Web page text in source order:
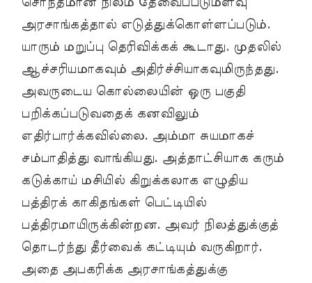
சொந்தமான நிலம் தேவைப்படுமளவு
அரசாங்கத்தால் எடுத்துக்கொள்ளப்படும்.
யாரும் மறுப்பு தெரிவிக்கக் கூடாது. முதலில்
ஆச்சரியமாகவும் அதிர்ச்சியாகவுமிருந்தது.
அவருடைய கொல்லையின் ஒரு பகுதி
பறிக்கப்படுவதைக் கனவிலும்
எதிர்பார்க்கவில்லை. அம்மா சுயமாகச்
சம்பாதித்து வாங்கியது. அத்தாட்சியாக கரும்
கடுக்காய் மசியில் கிறுக்கலாக எழுதிய
பத்திரக் காகிதங்கள் பெட்டியில்
பத்திரமாயிருக்கின்றன. அவர் நிலத்துக்குத்
தொடர்ந்து தீர்வைக் கட்டியும் வருகிறார்.
அதை அபகரிக்க அரசாங்கத்துக்கு